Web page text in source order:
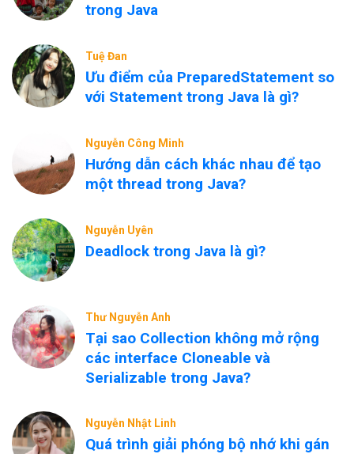
trong Java
Tuệ Đan
Ưu điểm của PreparedStatement so
với Statement trong Java là gì?
Nguyễn Công Minh
Hướng dẫn cách khác nhau để tạo
một thread trong Java?
Nguyễn Uyên
Deadlock trong Java là gì?
Thư Nguyễn Anh
Tại sao Collection không mở rộng
các interface Cloneable và
Serializable trong Java?
Nguyễn Nhật Linh
Quá trình giải phóng bộ nhớ khi gán